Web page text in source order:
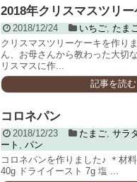
2018年クリスマスツリー
2018/12/24 いちご, たま
クリスマスツリーケーキを作り
ん、お母さんから教わった大切
リスマスに作...
記事を読む
コロネパン
2018/12/23 たまご, サラ
ート
パン
コロネパンを作りました♪ ＊材
40g ドライイースト 7g 塩 ...